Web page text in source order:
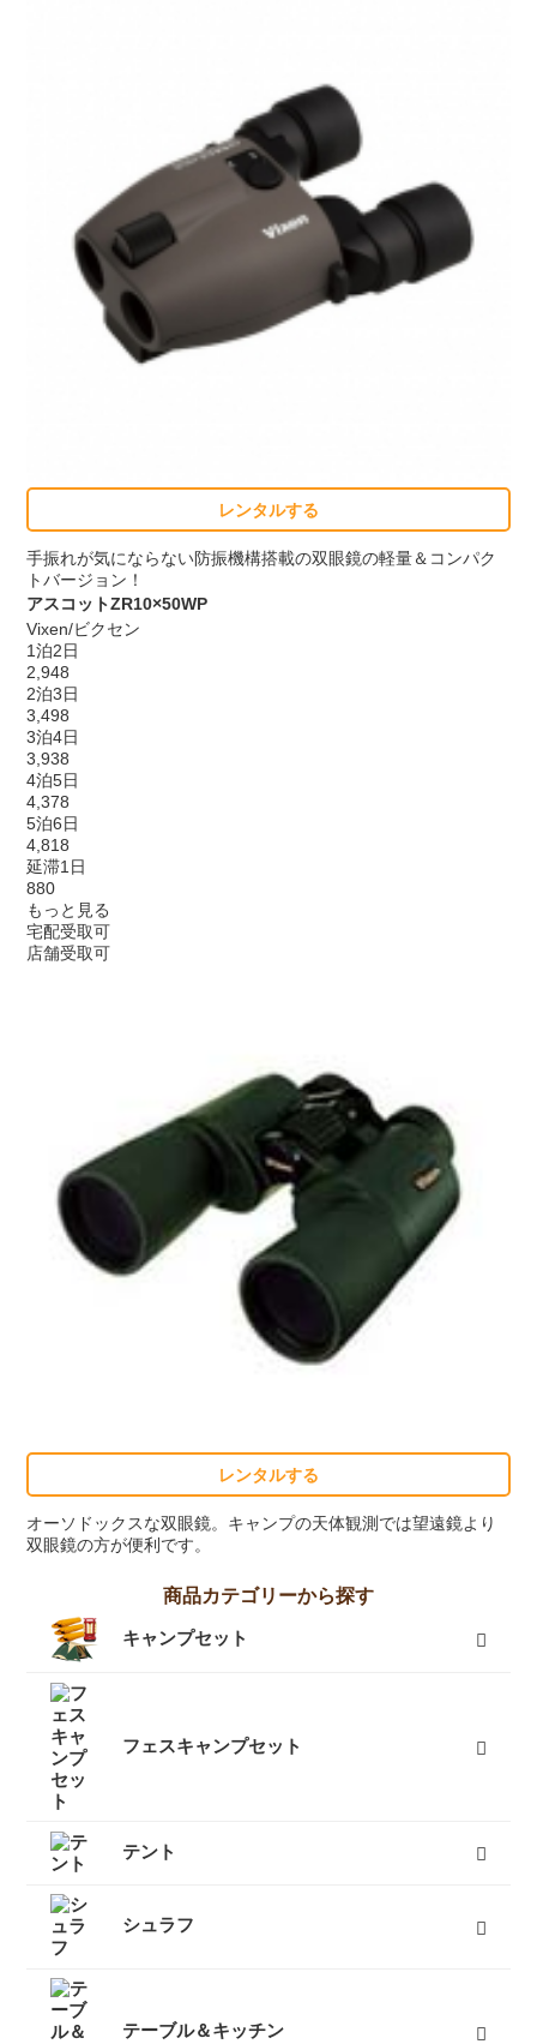
レンタルする
手振れが気にならない防振機構搭載の双眼鏡の軽量＆コンパク
トバージョン！
アスコットZR10×50WP
Vixen/ビクセン
1泊2日
2,948
2泊3日
3,498
3泊4日
3,938
4泊5日
4,378
5泊6日
4,818
延滞1日
880
もっと見る
宅配受取可
店舗受取可
レンタルする
オーソドックスな双眼鏡。キャンプの天体観測では望遠鏡より
双眼鏡の方が便利です。
商品カテゴリーから探す
キャンプセット
フェスキャンプセット
テント
キャンプテント
山岳テント
ツーリングテント
タープ
テントマット
スノーフライ
ツェルト
テントアイテム
すべて
シュラフ
オールシーズンシュラフ（冬用寝袋）
３シーズンシュラフ（春秋用寝袋）
夏用シュラフ（夏用寝袋）
マット
コット
ピロー
シュラフカバー
インナーシーツ
小物
すべて
テーブル＆キッチン